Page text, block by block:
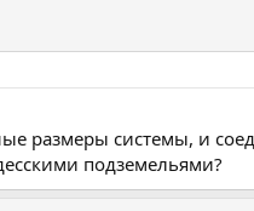
размеры системы, и
подземельями?